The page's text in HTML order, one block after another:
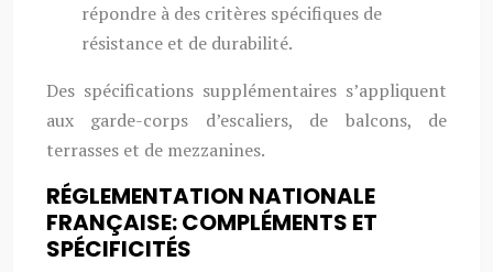
répondre à des critères spécifiques de
résistance et de durabilité.
Des spécifications supplémentaires s’appliquent
aux garde-corps d’escaliers, de balcons, de
terrasses et de mezzanines.
RÉGLEMENTATION NATIONALE
FRANÇAISE: COMPLÉMENTS ET
SPÉCIFICITÉS